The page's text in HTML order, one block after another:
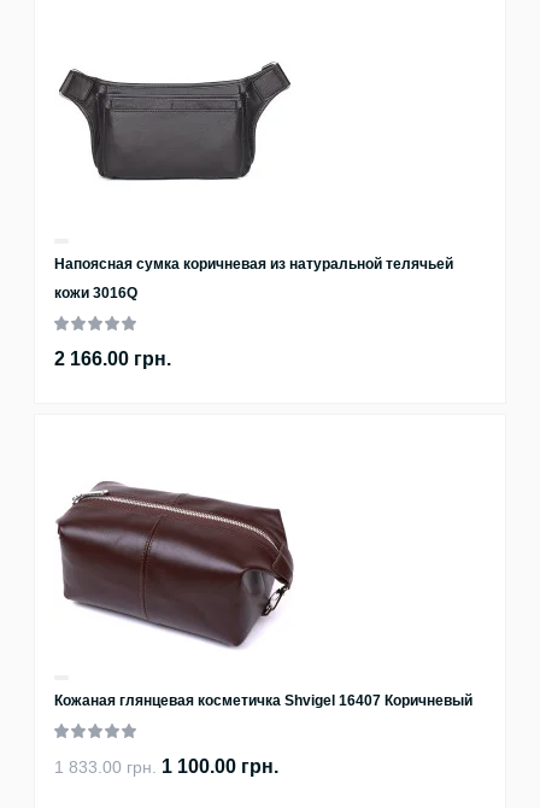
Напоясная сумка коричневая из натуральной телячьей
кожи 3016Q
2 166.00 грн.
Кожаная глянцевая косметичка Shvigel 16407 Коричневый
1 833.00 грн. 1 100.00 грн.